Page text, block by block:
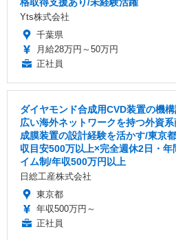
Yts株式会社
千葉県
月給28万円～50万円
正社員
ダイヤモンド合成用CVD装置の機
広い海外ネットワークを持つ外資
成膜装置の設計経験を活かす/東京
収目安500万以上×完全週休2日・
イム制/年収500万円以上
日総工産株式会社
東京都
年収500万円～
正社員